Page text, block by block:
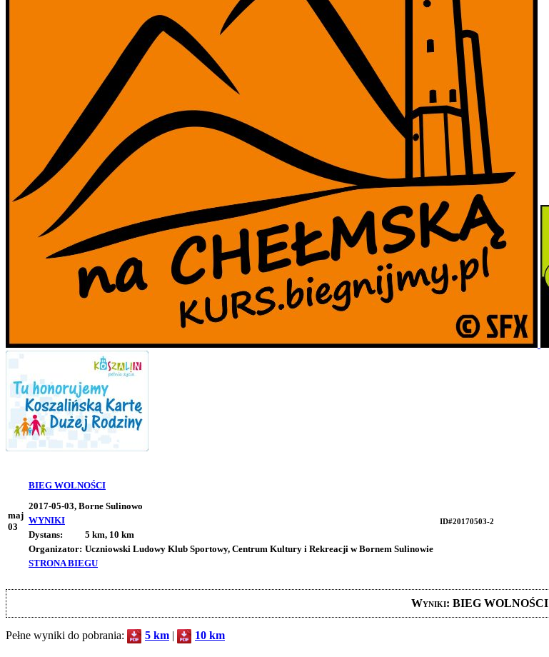
maj
03
BIEG WOLNOŚCI
2017-05-03, Borne Sulinowo
WYNIKI
Dystans:
5 km, 10 km
Organizator: Uczniowski Ludowy Klub Sportowy, Centrum Kultury i Rekreacji w Bornem Sulinowie
STRONA BIEGU
ID#20170503-2
Wyniki: BIEG WOLNOŚCI
Pełne wyniki do pobrania: 5 km | 10 km